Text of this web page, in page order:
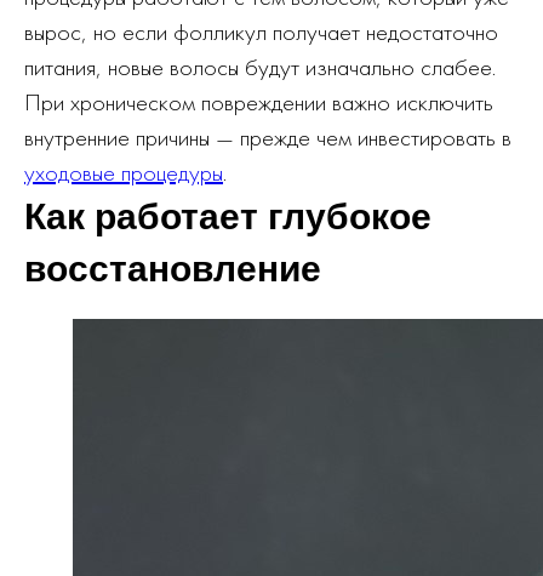
вырос, но если фолликул получает недостаточно
питания, новые волосы будут изначально слабее.
При хроническом повреждении важно исключить
внутренние причины — прежде чем инвестировать в
уходовые процедуры.
Как работает глубокое
восстановление